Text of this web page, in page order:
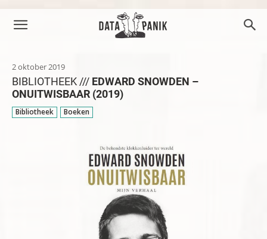
2 oktober 2019
BIBLIOTHEEK /// EDWARD SNOWDEN –
ONUITWISBAAR (2019)
Bibliotheek Boeken